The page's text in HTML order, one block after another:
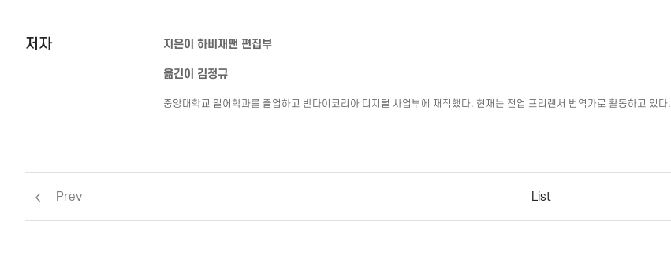
저자 지은이 하비재팬 편집부
옮긴이 김정규
중앙대학교 일어학과를 졸업하고 반다이코리아 디지털 사업부에 재직했다. 현재는 전업 프리랜서 번역가로 활동하고 있다.
Prev List